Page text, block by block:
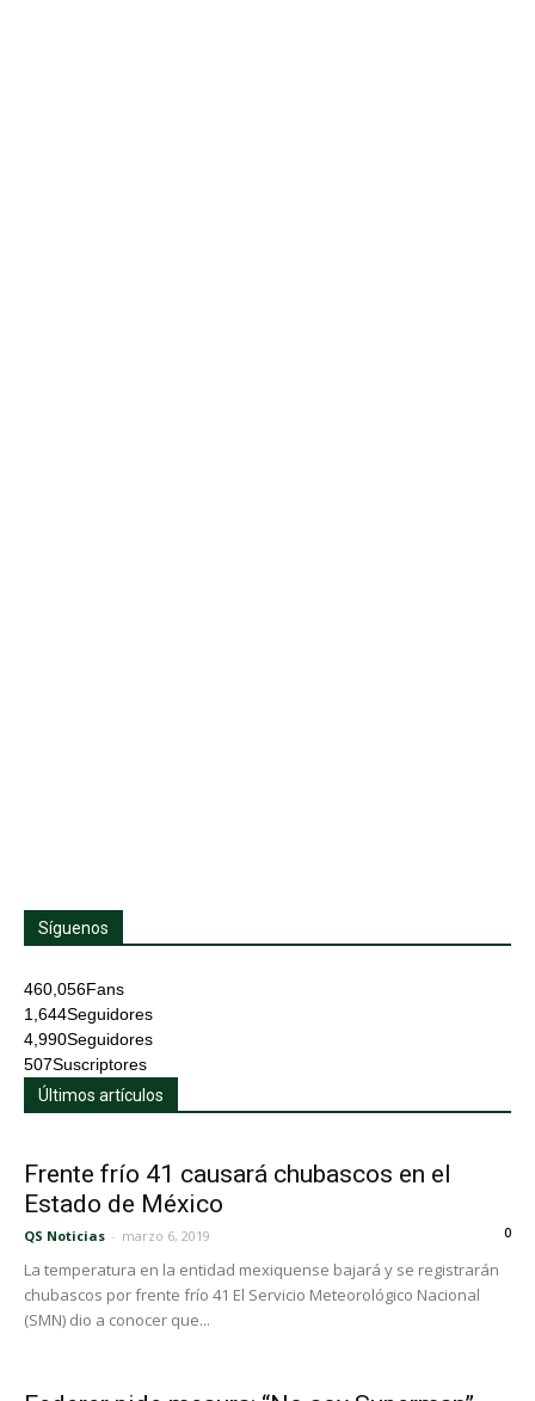
Síguenos
460,056Fans
1,644Seguidores
4,990Seguidores
507Suscriptores
Últimos artículos
Frente frío 41 causará chubascos en el
Estado de México
QS Noticias - marzo 6, 2019 0
La temperatura en la entidad mexiquense bajará y se registrarán
chubascos por frente frío 41 El Servicio Meteorológico Nacional
(SMN) dio a conocer que...